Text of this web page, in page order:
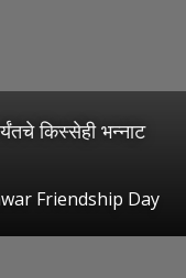
किस्सेही भन्नाट
Friendship Day